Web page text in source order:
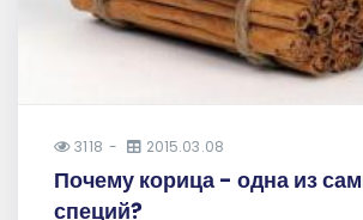
3118 2015.03.08
Почему корица - одна из
специй?